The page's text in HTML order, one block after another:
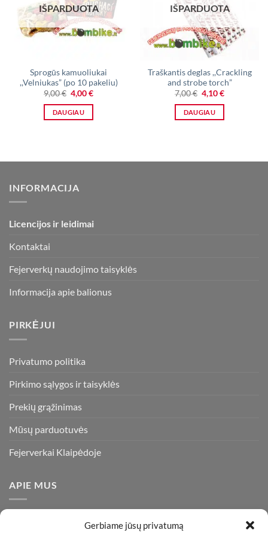
Gerbiame jūsų privatumą
IŠPARDUOTA
Sprogūs kamuoliukai
,,Velniukas” (po 10 pakeliu)
9,00€ Original
price
was:
9,00 €.
4,00€Current
DAUGIAU
IŠPARDUOTA
Traškantis deglas ,,Crackling
and strobe torch”
7,00€ Original
price
was:
7,00 €.
4,10€Current
DAUGIAU
INFORMACIJA
Licencijos ir leidimai
Kontaktai
Fejerverkų naudojimo taisyklės
Informacija apie balionus
PIRKĖJUI
Privatumo politika
Pirkimo sąlygos ir taisyklės
Prekių grąžinimas
Mūsų parduotuvės
Fejerverkai Klaipėdoje
APIE MUS
visada stengiamės pasiūlyti tik kokybiškiausius ir geriausius